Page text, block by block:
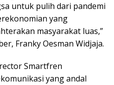
untuk pulih dari pandemi
yang
masyarakat luas,”
Franky Oesman Widjaja.
Smartfren
yang andal